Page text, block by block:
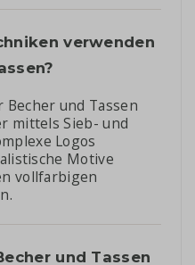
verwenden
und Tassen
mittels Sieb- und
Logos
Motive
vollfarbigen
und Tassen